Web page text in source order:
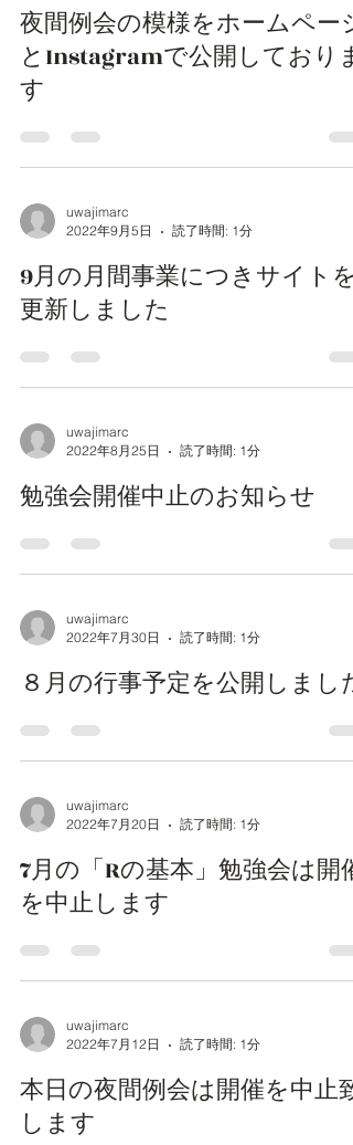
夜間例会の模様をホームページ
とInstagramで公開しておりま
す
uwajimarc
2022年9月5日
読了時間: 1分
9月の月間事業につきサイトを
更新しました
uwajimarc
2022年8月25日
読了時間: 1分
勉強会開催中止のお知らせ
uwajimarc
2022年7月30日
読了時間: 1分
８月の行事予定を公開しました
uwajimarc
2022年7月20日
読了時間: 1分
7月の「Rの基本」勉強会は開催
を中止します
uwajimarc
2022年7月12日
読了時間: 1分
本日の夜間例会は開催を中止致
します